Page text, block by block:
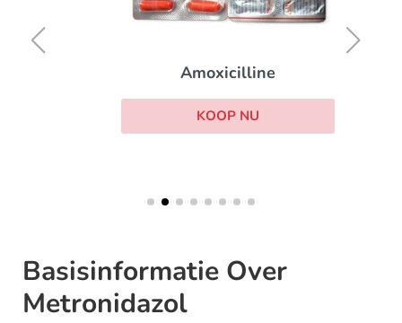
Amoxicilline
KOOP NU
Basisinformatie Over
Metronidazol